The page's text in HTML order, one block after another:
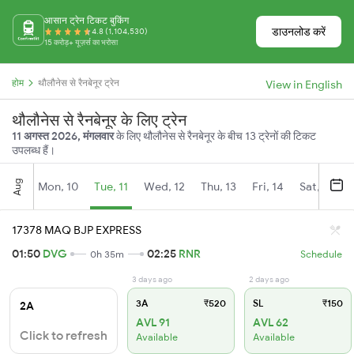
आसान ट्रेन टिकट बुकिंग
4.8 (1,104,530)
15 करोड़+ यूज़र्स का भरोसा
डाउनलोड करें
होम थौलौनेस से रैनबेनूर ट्रेन View in English
थौलौनेस से रैनबेनूर के लिए ट्रेन
11 अगस्त 2026, मंगलवारके लिए थौलौनेस से रैनबेनूर के बीच 13 ट्रेनों की टिकट
उपलब्ध हैं।
Aug Mon, 10 Tue, 11 Wed, 12 Thu, 13 Fri, 14 Sat, 15
17378 MAQ BJP EXPRESS
01:50 DVG 0h 35m 02:25 RNR Schedule
2A
Click to refresh
3 days ago
3A ₹520
AVL 91
Available
2 days ago
SL ₹150
AVL 62
Available